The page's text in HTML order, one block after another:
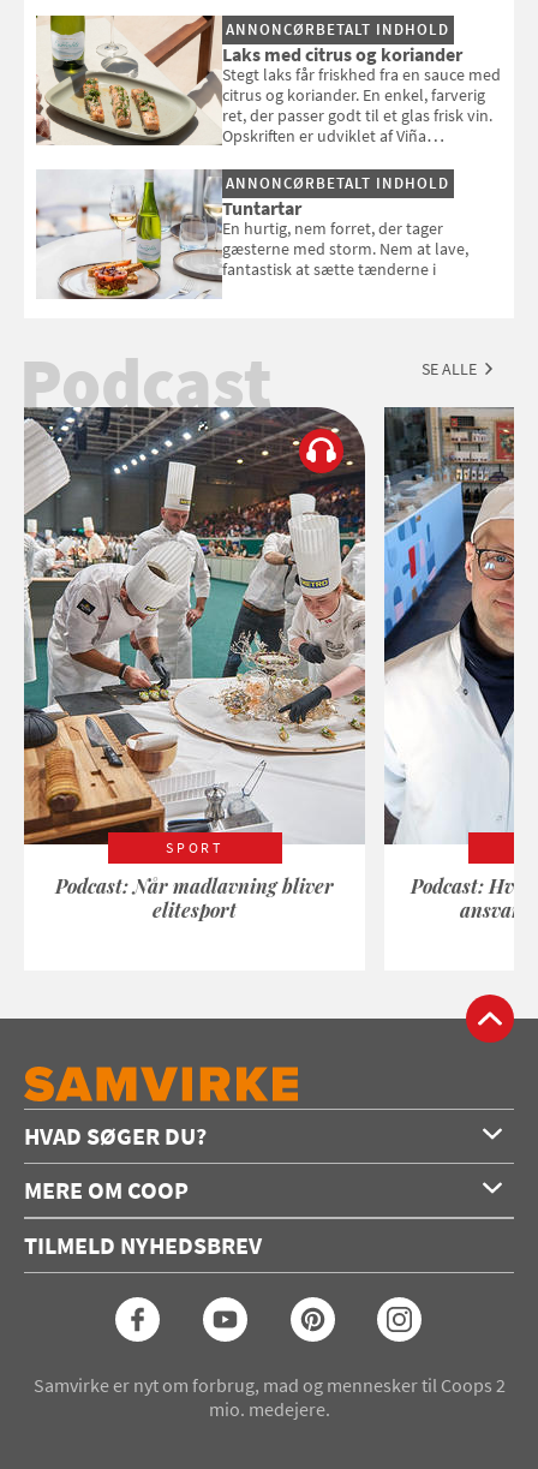
selvstændigt måltid. Opskriften er fra
Louisa Lorangs kogebog "Salat".
ANNONCØRBETALT INDHOLD
Laks med citrus og koriander
Stegt laks får friskhed fra en sauce med
citrus og koriander. En enkel, farverig
ret, der passer godt til et glas frisk vin.
Opskriften er udviklet af Viña
ANNONCØRBETALT INDHOLD
Tuntartar
En hurtig, nem forret, der tager
gæsterne med storm. Nem at lave,
fantastisk at sætte tænderne i
Podcast SE ALLE
SPORT
Podcast: Når madlavning bliver
elitesport
Podcast:
HVAD SØGER DU?
Opskrifter
Konkurrencer
Seneste Samvirke-magasin
MERE OM COOP
Annoncering
Coop medlem
TILMELD NYHEDSBREV
Samvirke er nyt om forbrug, mad og mennesker til Coops 2
mio. medejere.